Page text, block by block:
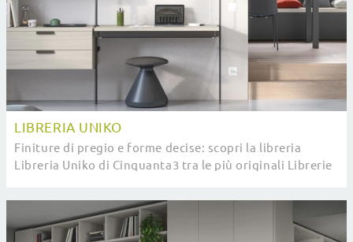
LIBRERIA UNIKO
Finiture di pregio e forme decise: scopri la libreria
Libreria Uniko di Cinquanta3 tra le più originali Librerie